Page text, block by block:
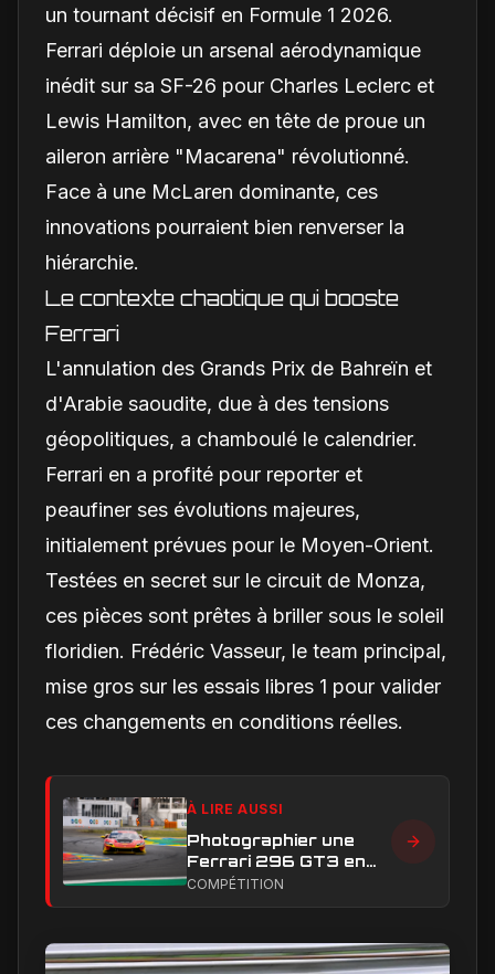
un tournant décisif en Formule 1 2026.
Ferrari déploie un arsenal aérodynamique
inédit sur sa SF-26 pour Charles Leclerc et
Lewis Hamilton, avec en tête de proue un
aileron arrière "Macarena" révolutionné.
Face à une McLaren dominante, ces
innovations pourraient bien renverser la
hiérarchie.
Le contexte chaotique qui booste
Ferrari
L'annulation des Grands Prix de Bahreïn et
d'Arabie saoudite, due à des tensions
géopolitiques, a chamboulé le calendrier.
Ferrari en a profité pour reporter et
peaufiner ses évolutions majeures,
initialement prévues pour le Moyen-Orient.
Testées en secret sur le circuit de Monza,
ces pièces sont prêtes à briller sous le soleil
floridien. Frédéric Vasseur, le team principal,
mise gros sur les essais libres 1 pour valider
ces changements en conditions réelles.
À LIRE AUSSI
Photographier une
Ferrari 296 GT3 en
action : construire une
COMPÉTITION